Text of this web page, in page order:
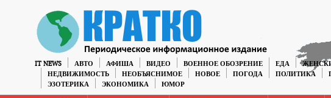
IT NEWS АВТО АФИША ВИДЕО ВОЕННОЕ ОБОЗРЕНИЕ ЕДА
НЕДВИЖИМОСТЬ
НЕОБЪЯСНИМОЕ НОВОЕ ПОГОДА ПОЛИТИКА
ЭЗОТЕРИКА
ЭКОНОМИКА ЮМОР